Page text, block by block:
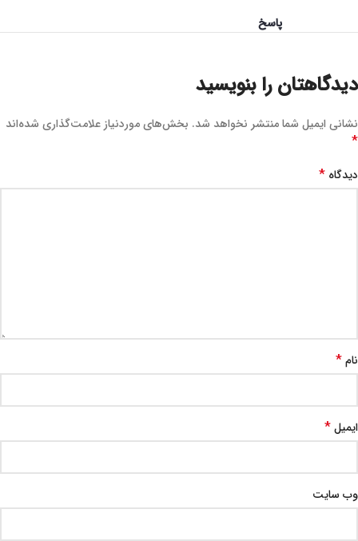
پاسخ
دیدگاهتان را بنویسید
نشانی ایمیل شما منتشر نخواهد شد. بخش‌های موردنیاز علامت‌گذاری شده‌اند
*
دیدگاه *
نام*
ایمیل*
وب‌ سایت